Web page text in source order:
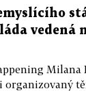
vedená
Milana
organizovaný